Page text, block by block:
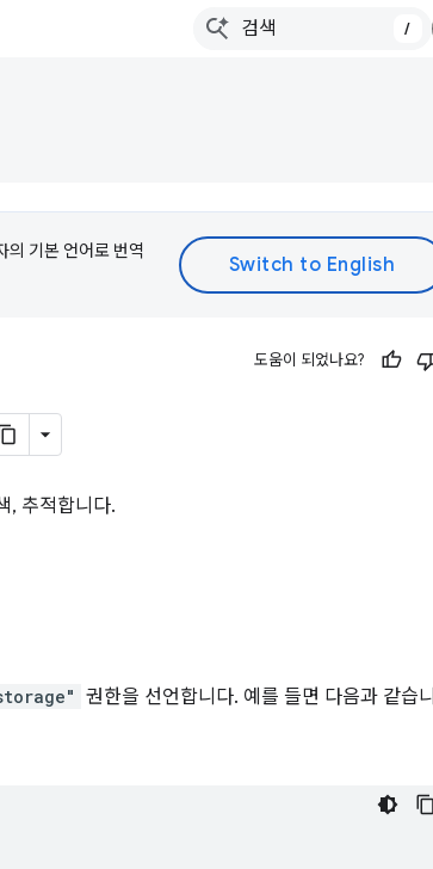
/
기본 언어로 번역
도움이 되었나요?
, 추적합니다.
권한을 선언합니다. 예를 들면 다음과 같습니